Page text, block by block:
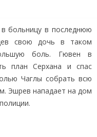
больницу в последнюю
свою дочь в таком
боль. Гювен в
план Серхана и спас
Чаглы собрать всю
Эшрев нападает на дом